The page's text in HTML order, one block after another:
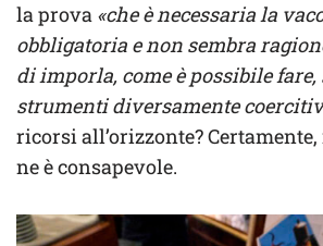
la prova «che è necessaria la
obbligatoria e non sembra
di imporla, come è possibile
strumenti diversamente
ricorsi all’orizzonte?
ne è consapevole.